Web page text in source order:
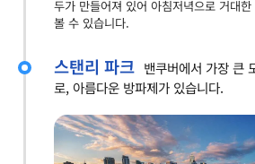
두가 만들어져 있어 아침저녁으로 거대
볼 수 있습니다.
스탠리 파크 밴쿠버에서 가장 큰
로, 아름다운 방파제가 있습니다.